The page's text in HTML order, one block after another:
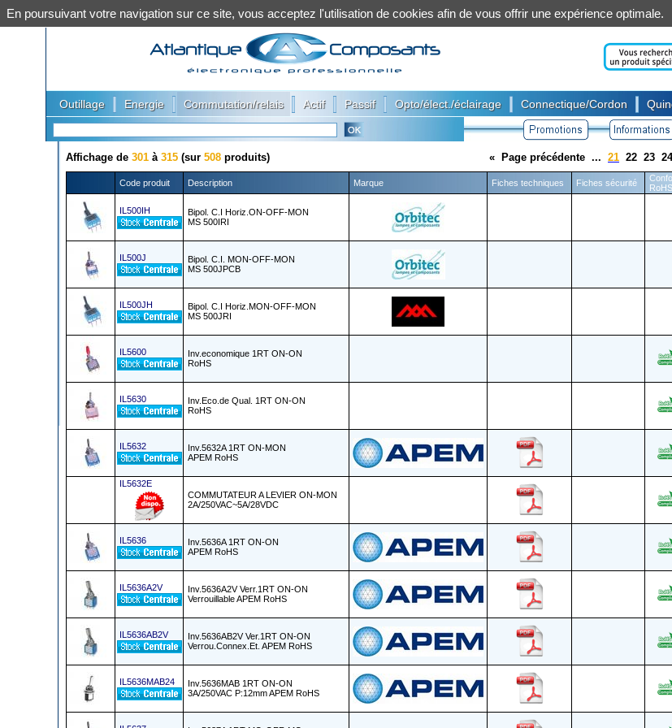
Outillage Energie Commutation/relais Actif Passif Opto/élect./éclairage Connectique/Cordon
Affichage de 301 à 315 (sur 508 produits) « Page précédente ... 21 22 23 24
Code produit Description Marque Fiches techniques Fiches sécurité
RoHS
IL500IH
Bipol. C.I Horiz.ON-OFF-MON
MS 500IRI
IL500J
Bipol. C.I. MON-OFF-MON
MS 500JPCB
IL500JH
Bipol. C.I Horiz.MON-OFF-MON
MS 500JRI
IL5600
Inv.economique 1RT ON-ON
RoHS
IL5630
Inv.Eco.de Qual. 1RT ON-ON
RoHS
IL5632
Inv.5632A 1RT ON-MON
APEM RoHS
IL5632E
COMMUTATEUR A LEVIER ON-MON
2A/250VAC~5A/28VDC
IL5636
Inv.5636A 1RT ON-ON
APEM RoHS
IL5636A2V
Inv.5636A2V Verr.1RT ON-ON
Verrouillable APEM RoHS
IL5636AB2V
Inv.5636AB2V Ver.1RT ON-ON
Verrou.Connex.Et. APEM RoHS
IL5636MAB24
Inv.5636MAB 1RT ON-ON
3A/250VAC P:12mm APEM RoHS
En poursuivant votre navigation sur ce site, vous acceptez l'utilisation de cookies afin de vous offrir une expérience